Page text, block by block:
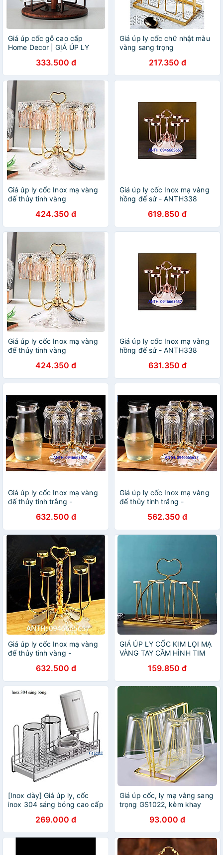
Giá úp cốc gỗ cao cấp
Home Decor | GIÁ ÚP LY
333.500 đ
Giá úp ly cốc chữ nhật màu
vàng sang trọng
217.350 đ
Giá úp ly cốc Inox mạ vàng
đế thủy tinh vàng
424.350 đ
Giá úp ly cốc Inox mạ vàng
hồng đế sứ - ANTH338
619.850 đ
Giá úp ly cốc Inox mạ vàng
đế thủy tinh vàng
424.350 đ
Giá úp ly cốc Inox mạ vàng
hồng đế sứ - ANTH338
631.350 đ
Giá úp ly cốc Inox mạ vàng
đế thủy tinh trắng -
632.500 đ
Giá úp ly cốc Inox mạ vàng
đế thủy tinh trắng -
562.350 đ
Giá úp ly cốc Inox mạ vàng
đế thủy tinh vàng -
632.500 đ
GIÁ ÚP LY CỐC KIM LỌI MẠ
VÀNG TAY CẦM HÌNH TIM
159.850 đ
[Inox dày] Giá úp ly, cốc
inox 304 sáng bóng cao cấp
269.000 đ
Giá úp cốc, ly mạ vàng sang
trọng GS1022, kèm khay
93.000 đ